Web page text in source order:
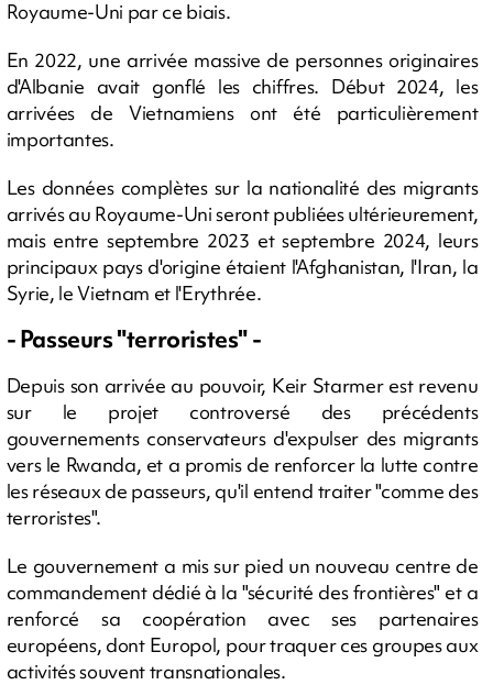
Royaume-Uni par ce biais.
En 2022, une arrivée massive de personnes originaires
d'Albanie avait gonflé les chiffres. Début 2024, les
arrivées de Vietnamiens ont été particulièrement
importantes.
Les données complètes sur la nationalité des migrants
arrivés au Royaume-Uni seront publiées ultérieurement,
mais entre septembre 2023 et septembre 2024, leurs
principaux pays d'origine étaient l'Afghanistan, l'Iran, la
Syrie, le Vietnam et l'Erythrée.
- Passeurs "terroristes" -
Depuis son arrivée au pouvoir, Keir Starmer est revenu
sur le projet controversé des précédents
gouvernements conservateurs d'expulser des migrants
vers le Rwanda, et a promis de renforcer la lutte contre
les réseaux de passeurs, qu'il entend traiter "comme des
terroristes".
Le gouvernement a mis sur pied un nouveau centre de
commandement dédié à la "sécurité des frontières" et a
renforcé sa coopération avec ses partenaires
européens, dont Europol, pour traquer ces groupes aux
activités souvent transnationales.